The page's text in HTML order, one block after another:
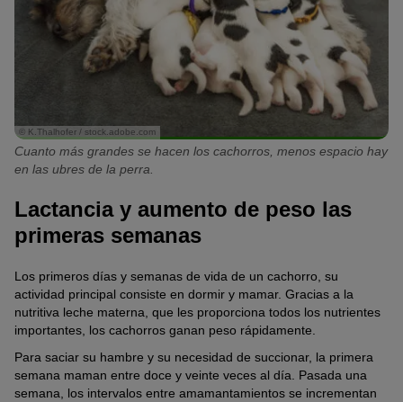
© K.Thalhofer / stock.adobe.com
Cuanto más grandes se hacen los cachorros, menos espacio hay
en las ubres de la perra.
Lactancia y aumento de peso las
primeras semanas
Los primeros días y semanas de vida de un cachorro, su
actividad principal consiste en dormir y mamar. Gracias a la
nutritiva leche materna, que les proporciona todos los nutrientes
importantes, los cachorros ganan peso rápidamente.
Para saciar su hambre y su necesidad de succionar, la primera
semana maman entre doce y veinte veces al día. Pasada una
semana, los intervalos entre amamantamientos se incrementan